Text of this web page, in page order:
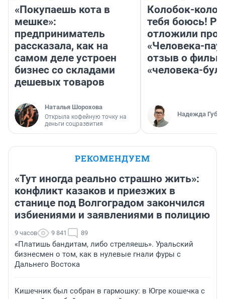
«Покупаешь кота в
мешке»:
предприниматель
рассказала, как на
самом деле устроен
бизнес со складами
дешевых товаров
Наталья Шорохова
Открыла кофейную точку на
деньги соцразвития
Колобок-
тебя боюсь!
отложили
«Человека-
отзыв о
«человека-
Надежда
РЕКОМЕНДУЕМ
«Тут иногда реально страшно жить»:
конфликт казаков и приезжих в
станице под Волгоградом закончился
избиениями и заявлениями в полицию
9 часов 9 841 89
«Платишь бандитам, либо стреляешь». Уральский
бизнесмен о том, как в нулевые гнали фуры с
Дальнего Востока
Кишечник был собран в гармошку: в Югре кошечка с